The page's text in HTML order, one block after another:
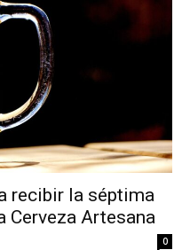
recibir la séptima
Cerveza Artesana
0